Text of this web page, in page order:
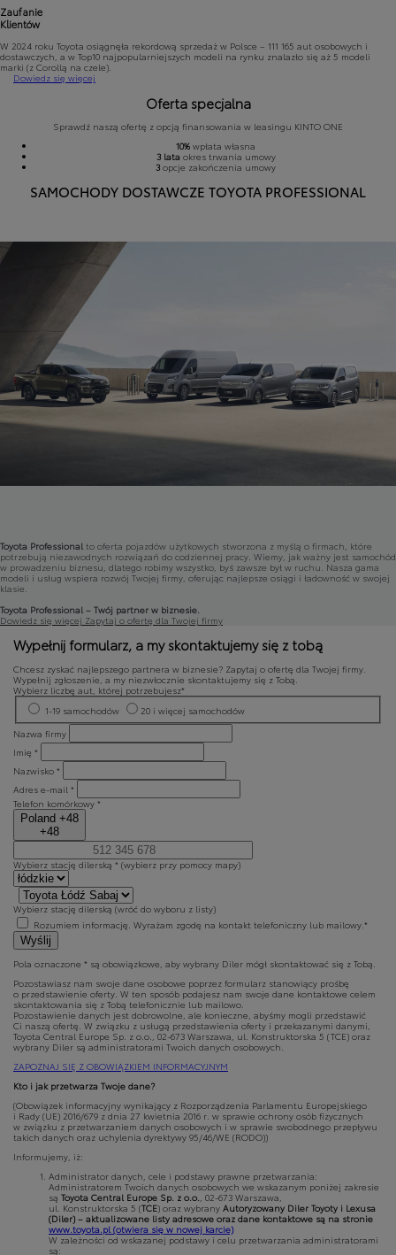
Zaufanie
Klientów
W 2024 roku Toyota osiągnęła rekordową sprzedaż w Polsce – 111 165 aut osobowych i
dostawczych, a w Top10 najpopularniejszych modeli na rynku znalazło się aż 5 modeli
marki (z Corollą na czele).
Dowiedz się więcej
Oferta specjalna
Sprawdź naszą ofertę z opcją finansowania w leasingu KINTO ONE
10% wpłata własna
3 lata okres trwania umowy
3 opcje zakończenia umowy
SAMOCHODY DOSTAWCZE TOYOTA PROFESSIONAL
Toyota Professional to oferta pojazdów użytkowych stworzona z myślą o firmach, które
potrzebują niezawodnych rozwiązań do codziennej pracy. Wiemy, jak ważny jest samochód
w prowadzeniu biznesu, dlatego robimy wszystko, byś zawsze był w ruchu. Nasza gama
modeli i usług wspiera rozwój Twojej firmy, oferując najlepsze osiągi i ładowność w swojej
klasie.
Toyota Professional – Twój partner w biznesie.
Dowiedz się więcej Zapytaj o ofertę dla Twojej firmy
Wypełnij formularz, a my skontaktujemy się z tobą
Chcesz zyskać najlepszego partnera w biznesie? Zapytaj o ofertę dla Twojej firmy.
Wypełnij zgłoszenie, a my niezwłocznie skontaktujemy się z Tobą.
Wybierz liczbę aut, której potrzebujesz*
1-19 samochodów
20 i więcej samochodów
Nazwa firmy
Imię *
Nazwisko *
Adres e‑mail *
Telefon komórkowy *
Poland +48
+48
Wybierz stację dilerską * (wybierz przy pomocy mapy)
Wybierz stację dilerską (wróć do wyboru z listy)
Rozumiem informację. Wyrażam zgodę na kontakt telefoniczny lub mailowy.*
Wyślij
Pola oznaczone * są obowiązkowe, aby wybrany Diler mógł skontaktować się z Tobą.
Pozostawiasz nam swoje dane osobowe poprzez formularz stanowiący prośbę
o przedstawienie oferty. W ten sposób podajesz nam swoje dane kontaktowe celem
skontaktowania się z Tobą telefonicznie lub mailowo.
Pozostawienie danych jest dobrowolne, ale konieczne, abyśmy mogli przedstawić
Ci naszą ofertę. W związku z usługą przedstawienia oferty i przekazanymi danymi,
Toyota Central Europe Sp. z o.o., 02-673 Warszawa, ul. Konstruktorska 5 (TCE) oraz
wybrany Diler są administratorami Twoich danych osobowych.
ZAPOZNAJ SIĘ Z OBOWIĄZKIEM INFORMACYJNYM
Kto i jak przetwarza Twoje dane?
(Obowiązek informacyjny wynikający z Rozporządzenia Parlamentu Europejskiego
i Rady (UE) 2016/679 z dnia 27 kwietnia 2016 r. w sprawie ochrony osób fizycznych
w związku z przetwarzaniem danych osobowych i w sprawie swobodnego przepływu
takich danych oraz uchylenia dyrektywy 95/46/WE (RODO))
Informujemy, iż:
Administrator danych, cele i podstawy prawne przetwarzania:
Administratorem Twoich danych osobowych we wskazanym poniżej zakresie
są Toyota Central Europe Sp. z o.o. , 02-673 Warszawa,
ul. Konstruktorska 5 (TCE) oraz wybrany Autoryzowany Diler Toyoty i Lexusa
(Diler) – aktualizowane listy adresowe oraz dane kontaktowe są na stronie
www.toyota.pl (otwiera się w nowej karcie)
W zależności od wskazanej podstawy i celu przetwarzania administratorami
są: